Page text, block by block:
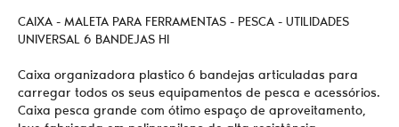
CAIXA - MALETA PARA FERRAMENTAS - PESCA - UTILIDADES
UNIVERSAL 6 BANDEJAS HI
Caixa organizadora plastico 6 bandejas articuladas para
carregar todos os seus equipamentos de pesca e acessórios.
Caixa pesca grande com ótimo espaço de aproveitamento,